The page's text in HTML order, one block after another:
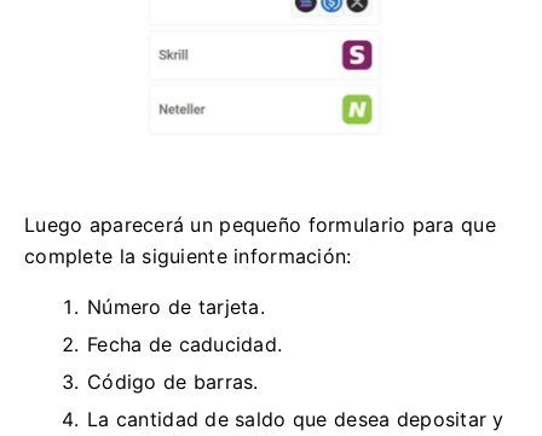
Luego aparecerá un pequeño formulario para que
complete la siguiente información:
Número de tarjeta.
Fecha de caducidad.
Código de barras.
La cantidad de saldo que desea depositar y